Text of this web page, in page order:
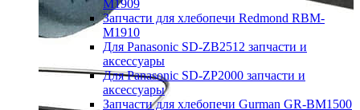
M1909
Запчасти для хлебопечи Redmond RBM-
M1910
Для Panasonic SD-ZB2512 запчасти и
аксессуары
Для Panasonic SD-ZP2000 запчасти и
аксессуары
Запчасти для хлебопечи Gurman GR-BM1500